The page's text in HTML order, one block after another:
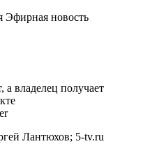
Эфирная новость
а владелец получает
Лантюхов; 5-tv.ru